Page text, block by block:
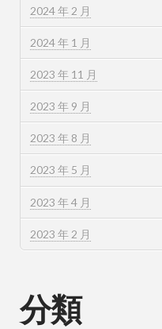
2024 年 2 月
2024 年 1 月
2023 年 11 月
2023 年 9 月
2023 年 8 月
2023 年 5 月
2023 年 4 月
2023 年 2 月
分類